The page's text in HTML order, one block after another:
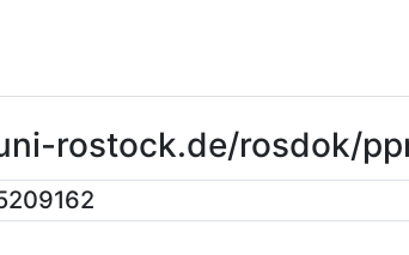
rostock.de/rosdok/